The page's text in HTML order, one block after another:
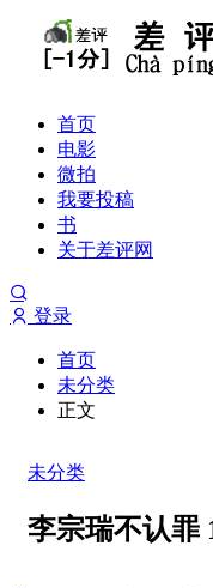
首页
电影
微拍
我要投稿
书
关于差评网
登录
首页
未分类
正文
未分类
李宗瑞不认罪